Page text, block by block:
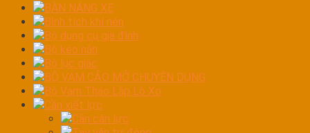
BÀN NÁNG XE
Bình tích khí nén
Bộ dụng cụ gia đình
Bộ kéo nắn
Bộ lục giác
BỘ VAM CẢO MỞ CHUYÊN DỤNG
Bộ Vam Tháo Lắp Lò Xo
Cần xiết lực
Cần cân lực